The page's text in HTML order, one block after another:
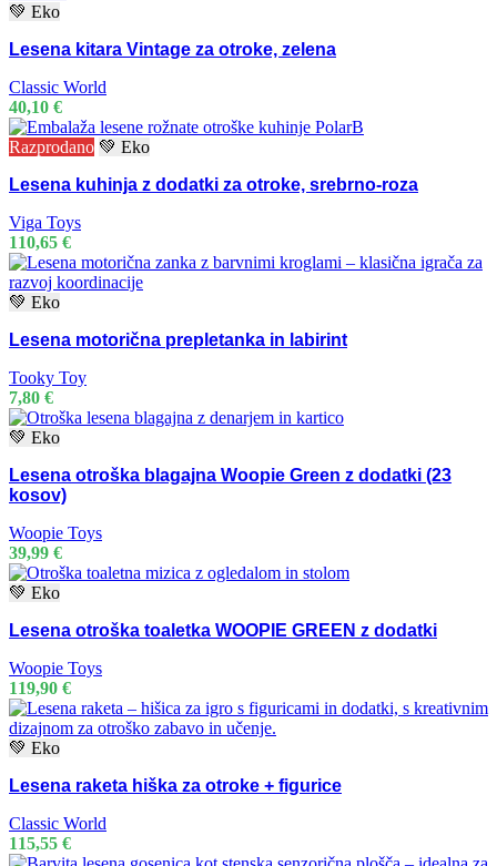
💚 Eko
Lesena kitara Vintage za otroke, zelena
Classic World
40,10 €
Razprodano 💚 Eko
Lesena kuhinja z dodatki za otroke, srebrno-roza
Viga Toys
110,65 €
💚 Eko
Lesena motorična prepletanka in labirint
Tooky Toy
7,80 €
💚 Eko
Lesena otroška blagajna Woopie Green z dodatki (23
kosov)
Woopie Toys
39,99 €
💚 Eko
Lesena otroška toaletka WOOPIE GREEN z dodatki
Woopie Toys
119,90 €
💚 Eko
Lesena raketa hiška za otroke + figurice
Classic World
115,55 €